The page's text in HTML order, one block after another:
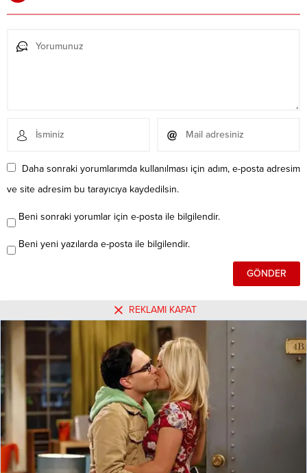
Daha sonraki yorumlarımda kullanılması için adım, e-posta adresim
ve site adresim bu tarayıcıya kaydedilsin.
Beni sonraki yorumlar için e-posta ile bilgilendir.
Beni yeni yazılarda e-posta ile bilgilendir.
Henüz yorum yapılmamış. İlk yorumu yukarıdaki form
aracılığıyla siz yapabilirsiniz.
Hakkımızda Kullanım Koşulları
Gizlilik Politikası Burçlar
REKLAMI KAPAT